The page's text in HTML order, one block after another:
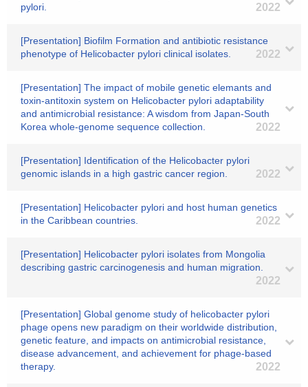
pylori.
2022
[Presentation] Biofilm Formation and antibiotic resistance
phenotype of Helicobacter pylori clinical isolates.
2022
[Presentation] The impact of mobile genetic elemants and
toxin-antitoxin system on Helicobacter pylori adaptability
and antimicrobial resistance: A wisdom from Japan-South
Korea whole-genome sequence collection.
2022
[Presentation] Identification of the Helicobacter pylori
genomic islands in a high gastric cancer region.
2022
[Presentation] Helicobacter pylori and host human genetics
in the Caribbean countries.
2022
[Presentation] Helicobacter pylori isolates from Mongolia
describing gastric carcinogenesis and human migration.
2022
[Presentation] Global genome study of helicobacter pylori
phage opens new paradigm on their worldwide distribution,
genetic feature, and impacts on antimicrobial resistance,
disease advancement, and achievement for phage-based
therapy.
2022